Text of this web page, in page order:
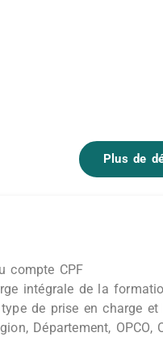
Plus de
compte CPF
intégrale de la
de prise en charge et
Département, OPCO,